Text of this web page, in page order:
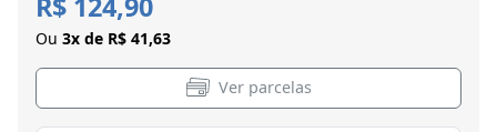
Ou 3x de R$ 41,63
Ver parcelas